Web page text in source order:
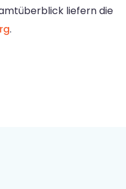
liefern die
.